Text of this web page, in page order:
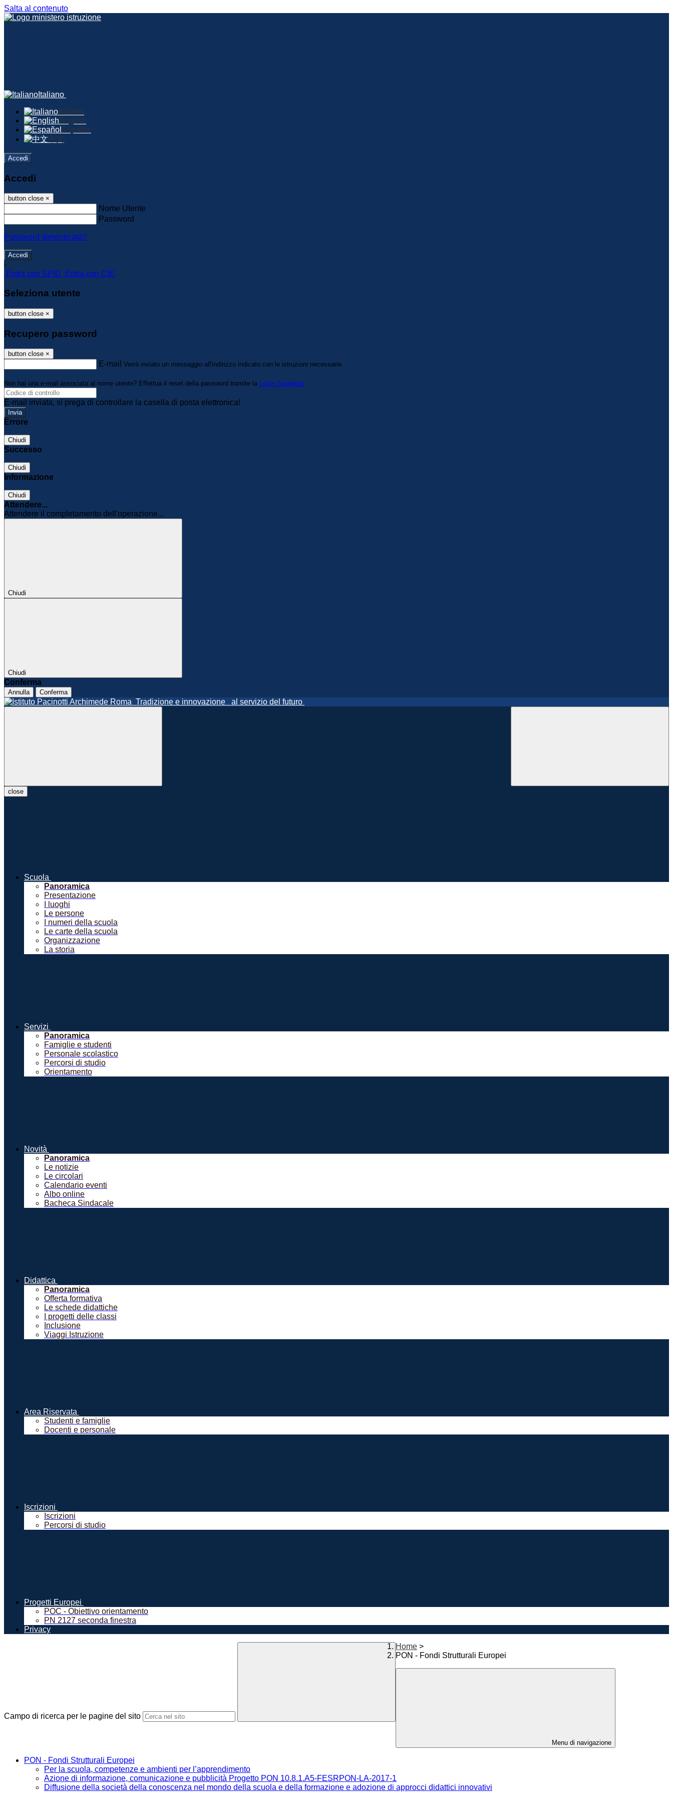
Salta al contenuto
Italiano
Italiano
English
Español
中文
Accedi
Accedi
button close ×
Nome Utente
Password
Password dimenticata?
-
Entra con SPID
Entra con CIE
Seleziona utente
button close ×
Recupero password
button close ×
E-mail Verrà inviato un messaggio all'indirizzo indicato con le istruzioni necessarie.
Non hai una e-mail associata al nome utente? Effettua il reset della password tramite la Login Spaggiari
E-mail inviata, si prega di controllare la casella di posta elettronica!
Errore
Chiudi
Successo
Chiudi
Informazione
Chiudi
Attendere...
Attendere il completamento dell'operazione...
Chiudi
Chiudi
Conferma
Annulla Conferma
Roma Tradizione e innovazione al servizio del futuro
close
Scuola
Panoramica
Presentazione
I luoghi
Le persone
I numeri della scuola
Le carte della scuola
Organizzazione
La storia
Servizi
Panoramica
Famiglie e studenti
Personale scolastico
Percorsi di studio
Orientamento
Novità
Panoramica
Le notizie
Le circolari
Calendario eventi
Albo online
Bacheca Sindacale
Didattica
Panoramica
Offerta formativa
Le schede didattiche
I progetti delle classi
Inclusione
Viaggi Istruzione
Area Riservata
Studenti e famiglie
Docenti e personale
Iscrizioni
Iscrizioni
Percorsi di studio
Progetti Europei
POC - Obiettivo orientamento
PN 2127 seconda finestra
Privacy
Campo di ricerca per le pagine del sito
Home >
PON - Fondi Strutturali Europei
Menu di navigazione
PON - Fondi Strutturali Europei
Per la scuola, competenze e ambienti per l’apprendimento
Azione di informazione, comunicazione e pubblicità Progetto PON 10.8.1.A5-FESRPON-LA-2017-1
Diffusione della società della conoscenza nel mondo della scuola e della formazione e adozione di approcci didattici innovativi